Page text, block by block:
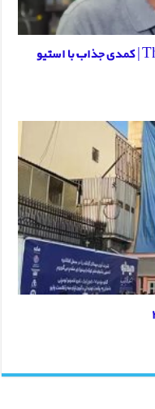
دانلود فیلم The 40-Year-Old Virgin | کمدی جذاب با استیو